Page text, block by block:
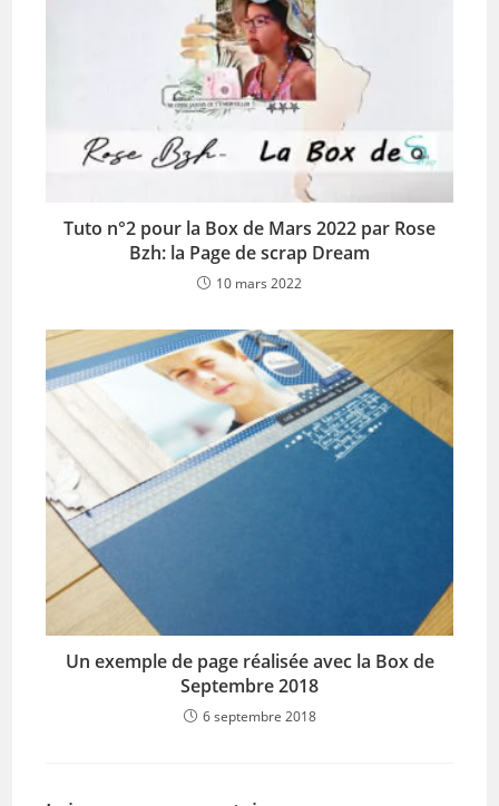
Tuto n°2 pour la Box de Mars 2022 par Rose
Bzh: la Page de scrap Dream
10 mars 2022
Un exemple de page réalisée avec la Box de
Septembre 2018
6 septembre 2018